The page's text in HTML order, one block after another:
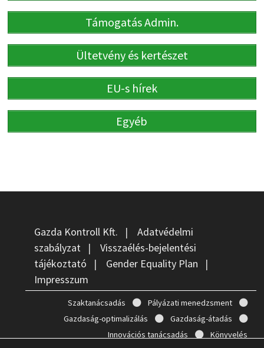
Támogatás Admin.
Ültetvény és kertészet
EU-s hírek
Egyéb
Gazda Kontroll Kft. | Adatvédelmi
szabályzat| Visszaélés-bejelentési
tájékoztató | Gender Equality Plan |
Impresszum
Szaktanácsadás
Pályázati menedzsment
Gazdaság-optimalizálás
Gazdaság-átadás
Innovációs tanácsadás
Könyvelés